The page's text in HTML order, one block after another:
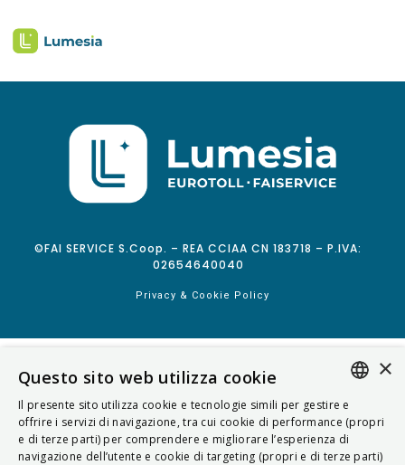
©FAI SERVICE S.Coop. – REA CCIAA CN 183718 – P.IVA:
02654640040
Privacy & Cookie Policy
ITALIAN
ENGLISH
×
Questo sito web utilizza cookie
Il presente sito utilizza cookie e tecnologie simili per gestire e
offrire i servizi di navigazione, tra cui cookie di performance (propri
e di terze parti) per comprendere e migliorare l’esperienza di
navigazione dell’utente e cookie di targeting (propri e di terze parti)